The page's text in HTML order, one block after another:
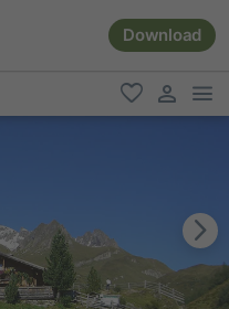
Download
favorit
user link